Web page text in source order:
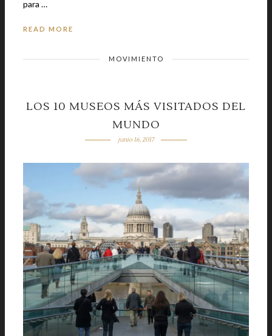
para …
READ MORE
MOVIMIENTO
LOS 10 MUSEOS MÁS VISITADOS DEL
MUNDO
junio 16, 2017